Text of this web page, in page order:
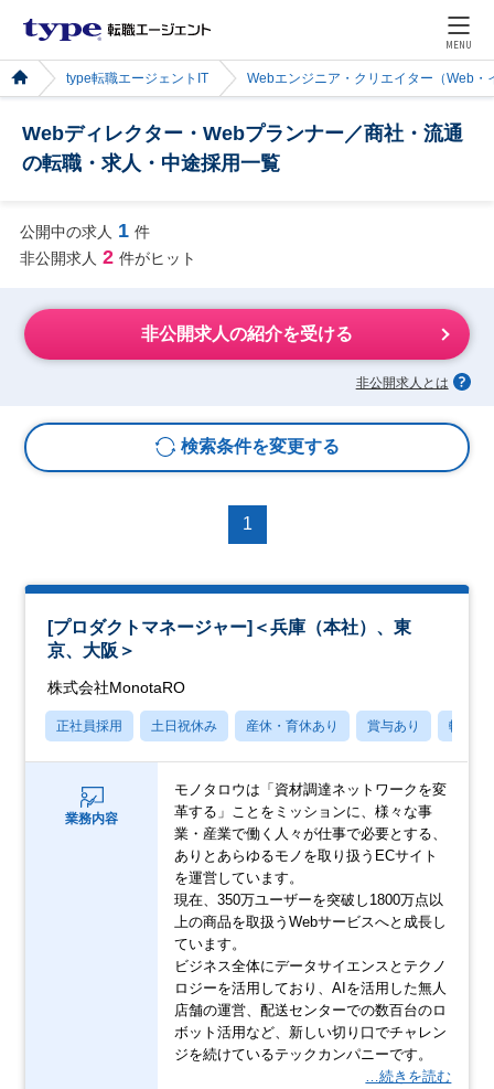
MENU
type転職エージェントIT Webエンジニア・クリエイター（Web・
Webディレクター・Webプランナー／商社・流通
の転職・求人・中途採用一覧
公開中の求人 1 件
非公開求人 2 件がヒット
非公開求人の紹介を受ける
非公開求人とは
検索条件を変更する
1
[プロダクトマネージャー]＜兵庫（本社）、東
京、大阪＞
株式会社MonotaRO
正社員採用 土日祝休み 産休・育休あり 賞与あり 転勤な
業務内容
モノタロウは「資材調達ネットワークを変
革する」ことをミッションに、様々な事
業・産業で働く人々が仕事で必要とする、
ありとあらゆるモノを取り扱うECサイト
を運営しています。
現在、350万ユーザーを突破し1800万点以
上の商品を取扱うWebサービスへと成長し
ています。
ビジネス全体にデータサイエンスとテクノ
ロジーを活用しており、AIを活用した無人
店舗の運営、配送センターでの数百台のロ
ボット活用など、新しい切り口でチャレン
ジを続けているテックカンパニーです。
…続きを読む